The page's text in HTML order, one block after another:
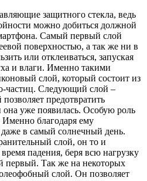
защитного стекла, ведь
можно добиться должной
Самый первый слой
поверхностью, а так же ни в
или отклеиваться, запуская
и влаги. Именно такими
слой, который состоит из
частиц. Следующий слой –
предотвратить
уже появилась. Особую роль
благодаря ему
даже в самый солнечный день.
слой, он то и
падения, беря всю нагрузку
первый. Так же на некоторых
слой. Он позволяет